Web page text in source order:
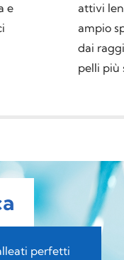
e
attivi
ampio
dai
pelli più
perfetti